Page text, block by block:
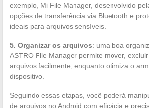
exemplo, Mi File Manager, desenvolvido
opções de transferência via Bluetooth e
ideais para arquivos sensíveis.
5. Organizar os arquivos: uma boa
ASTRO File Manager permite mover,
arquivos facilmente, enquanto otimiza o
dispositivo.
Seguindo essas etapas, você poderá
de arquivos no Android com eficácia e